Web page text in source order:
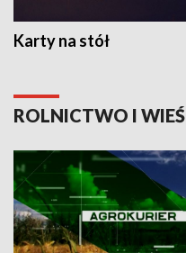
Karty na stół
ROLNICTWO I WIEŚ